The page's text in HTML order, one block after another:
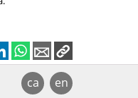
ca en